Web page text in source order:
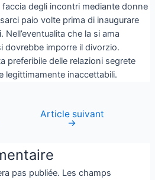
degli incontri mediante donne
paio volte prima di inaugurare
che la si ama
dovrebbe imporre il divorzio.
preferibile delle relazioni segrete
legittimamente inaccettabili.
Article suivant
→
pas publiée. Les champs